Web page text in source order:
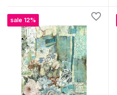
sale 12%